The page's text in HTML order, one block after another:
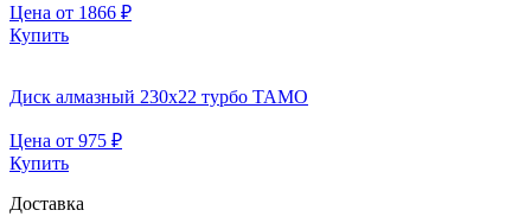
Цена от 1866 ₽
Купить
Диск алмазный 230х22 турбо TAMO
Цена от 975 ₽
Купить
Доставка